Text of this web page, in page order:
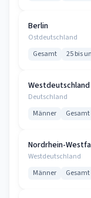
Berlin
Ostdeutschland
Gesamt 25 bis
Westdeutschland
Deutschland
Männer Gesamt
Nordrhein-
Westdeutschland
Männer Gesamt